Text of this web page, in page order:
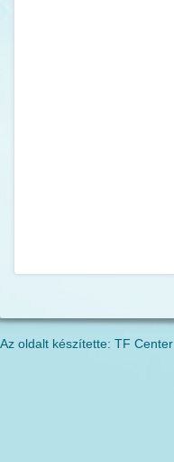
Az oldalt készítette: TF Center